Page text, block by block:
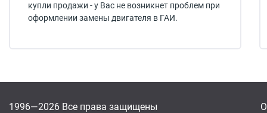
купли продажи - у Вас не возникнет проблем при
оформлении замены двигателя в ГАИ.
1996—2026 Все права защищены